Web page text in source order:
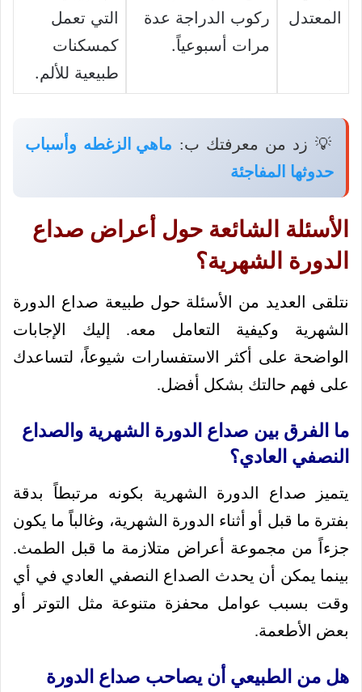
المعتدل
ركوب الدراجة عدة
مرات أسبوعياً.
التي تعمل
كمسكنات
طبيعية للألم.
💡 زد من معرفتك ب: ماهي الزغطه وأسباب
حدوثها المفاجئة
الأسئلة الشائعة حول أعراض صداع
الدورة الشهرية؟
نتلقى العديد من الأسئلة حول طبيعة صداع الدورة
الشهرية وكيفية التعامل معه. إليك الإجابات
الواضحة على أكثر الاستفسارات شيوعاً، لتساعدك
على فهم حالتك بشكل أفضل.
ما الفرق بين صداع الدورة الشهرية والصداع
النصفي العادي؟
يتميز صداع الدورة الشهرية بكونه مرتبطاً بدقة
بفترة ما قبل أو أثناء الدورة الشهرية، وغالباً ما يكون
جزءاً من مجموعة أعراض متلازمة ما قبل الطمث.
بينما يمكن أن يحدث الصداع النصفي العادي في أي
وقت بسبب عوامل محفزة متنوعة مثل التوتر أو
بعض الأطعمة.
هل من الطبيعي أن يصاحب صداع الدورة